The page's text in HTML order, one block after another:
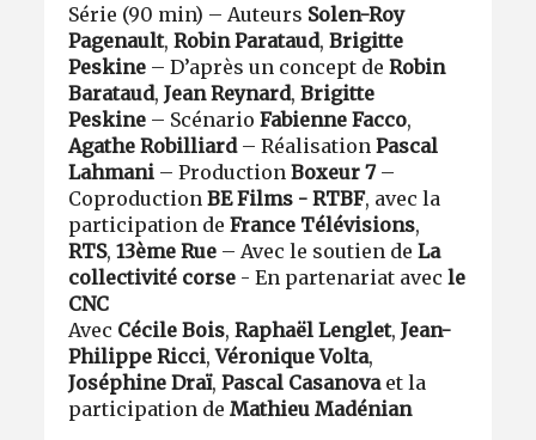
Série (90 min) – Auteurs Solen-Roy
Pagenault,Robin Parataud,Brigitte
Peskine – D’après un concept deRobin
Barataud,Jean Reynard,Brigitte
Peskine – ScénarioFabienne Facco,
Agathe Robilliard– RéalisationPascal
Lahmani – ProductionBoxeur 7–
CoproductionBE Films - RTBF, avec la
participation deFrance Télévisions,
RTS,13ème Rue – Avec le soutien de La
collectivité corse - En partenariat avecle
CNC
Avec Cécile Bois, Raphaël Lenglet, Jean-
Philippe Ricci, Véronique Volta,
Joséphine Draï,Pascal Casanovaet la
participation deMathieu Madénian